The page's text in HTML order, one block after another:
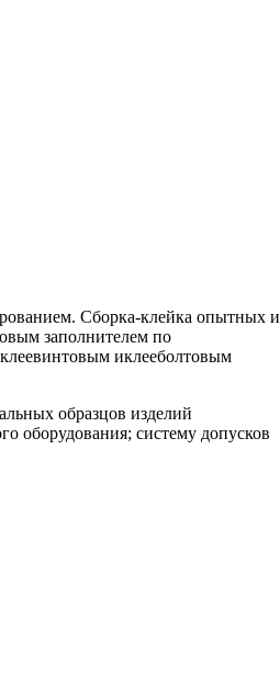
Сборка-клейка опытных и
заполнителем по
иклееболтовым
образцов изделий
оборудования; систему допусков